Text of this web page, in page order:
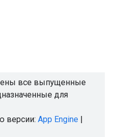
все выпущенные
для
версии: App Engine |